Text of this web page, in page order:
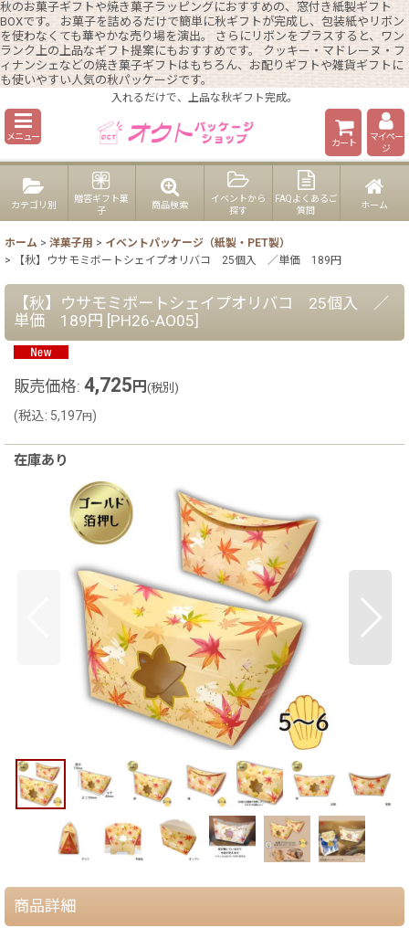
秋のお菓子ギフトや焼き菓子ラッピングにおすすめの、窓付き紙製ギフト
BOXです。 お菓子を詰めるだけで簡単に秋ギフトが完成し、包装紙やリボン
を使わなくても華やかな売り場を演出。 さらにリボンをプラスすると、ワン
ランク上の上品なギフト提案にもおすすめです。 クッキー・マドレーヌ・フ
ィナンシェなどの焼き菓子ギフトはもちろん、お配りギフトや雑貨ギフトに
も使いやすい人気の秋パッケージです。
入れるだけで、上品な秋ギフト完成。
メニュー
カート
マイペー
ジ
カテゴリ別
贈答ギフト菓
子
商品検索
イベントから
探す
FAQよくあるご
質問
ホーム
ホーム > 洋菓子用 > イベントパッケージ（紙製・PET製）
>
【秋】ウサモミボートシェイプオリバコ 25個入 ／単価 189円
【秋】ウサモミボートシェイプオリバコ 25個入 ／
単価 189円 [PH26-AO05]
販売価格: 4,725 円 (税別)
(税込: 5,197円)
在庫あり
商品詳細